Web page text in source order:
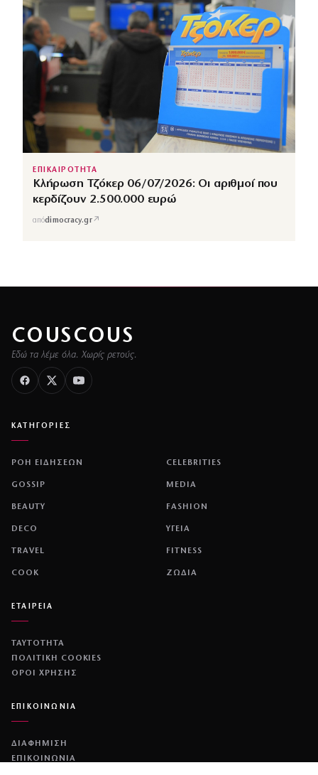
ΕΠΙΚΑΙΡΟΤΗΤΑ
Κλήρωση Τζόκερ 06/07/2026: Οι αριθμοί που
κερδίζουν 2.500.000 ευρώ
απόdimocracy.gr↗
COUSCOUS
Εδώ τα λέμε όλα. Χωρίς ρετούς.
ΚΑΤΗΓΟΡΙΕΣ
ΡΟΗ ΕΙΔΗΣΕΩΝ CELEBRITIES
GOSSIP MEDIA
BEAUTY FASHION
DECO ΥΓΕΙΑ
TRAVEL FITNESS
COOK ΖΩΔΙΑ
ΕΤΑΙΡΕΙΑ
ΤΑΥΤΟΤΗΤΑ
ΠΟΛΙΤΙΚΉ COOKIES
ΌΡΟΙ ΧΡΉΣΗΣ
ΕΠΙΚΟΙΝΩΝΙΑ
ΔΙΑΦΗΜΙΣΗ
ΕΠΙΚΟΙΝΩΝΙΑ